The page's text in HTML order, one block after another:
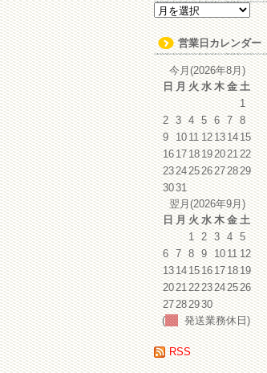
ア
ー
カ
イ
ブ
営業日カレンダー
今月(2026年8月)
日 月 火 水 木 金 土
1
2 3 4 5 6 7 8
9
10 11 12 13 14 15
16 17 18 19202122
23242526272829
3031
翌月(2026年9月)
日 月 火 水 木 金 土
1 2 3 4 5
6 7 8 9 10 11 12
13 14 15 16 17 18 19
20212223242526
27282930
(
発送業務休日)
RSS